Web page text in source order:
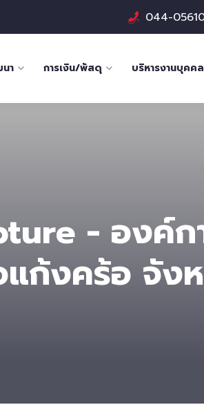
044-
า การเงิน/พัสดุ บริหารงานบุคคล
- องค์ก
แก้งคร้อ จัง